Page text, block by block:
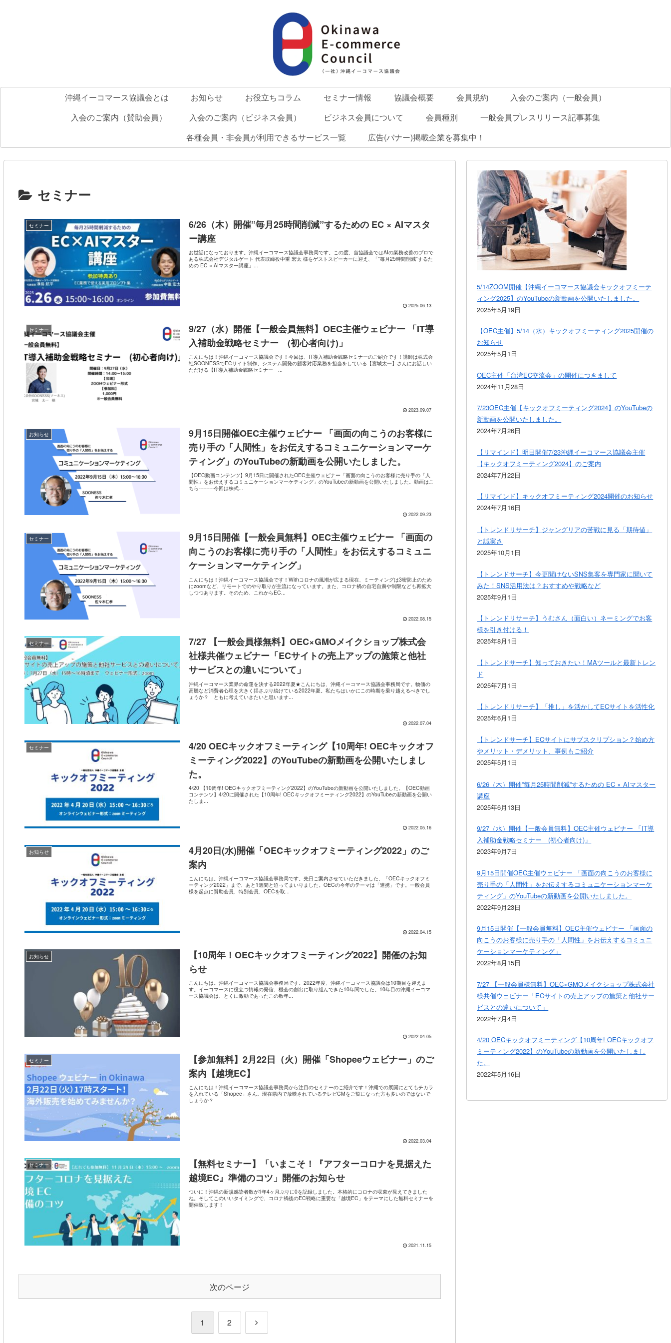
沖縄イーコマース協議会とは お知らせ お役立ちコラム セミナー情報 協議会概要 会員規約
入会のご案内（一般会員）
入会のご案内（賛助会員）
入会のご案内（ビジネス会員） ビジネス会員について 会員種別
一般会員プレスリリース記事募集
各種会員・非会員が利用できるサービス一覧
広告(バナー)掲載企業を募集中！
セミナー
セミナー
6/26（木）開催”毎月25時間削減”するための EC × AIマスタ
ー講座
お世話になっております。沖縄イーコマース協議会事務局です。この度、当協議会ではAIの業務改善のプロで
ある株式会社デジタルゲート 代表取締役中重 宏太 様をゲストスピーカーに迎え、「"毎月25時間削減"するた
めの EC × AIマスター講座」...
2025.06.13
セミナー
9/27（水）開催【一般会員無料】OEC主催ウェビナー 「IT導
入補助金戦略セミナー (初心者向け)」
こんにちは！沖縄イーコマース協議会です！今回は、IT導入補助金戦略セミナーのご紹介です！講師は株式会
社SOONESSでECサイト制作、システム開発の顧客対応業務を担当をしている【宮城太一】さんにお話しい
ただける【IT導入補助金戦略セミナー ...
2023.09.07
お知らせ
9月15日開催OEC主催ウェビナー 「画面の向こうのお客様に
売り手の「人間性」をお伝えするコミュニケーションマーケ
ティング」のYouTubeの新動画を公開いたしました。
【OEC動画コンテンツ】9月15日に開催されたOEC主催ウェビナー「画面の向こうのお客様に売り手の「人
間性」をお伝えするコミュニケーションマーケティング」のYouTubeの新動画を公開いたしました。動画はこ
ちら----------今回は株式...
2022.09.23
セミナー
9月15日開催【一般会員無料】OEC主催ウェビナー 「画面の
向こうのお客様に売り手の「人間性」をお伝えするコミュニ
ケーションマーケティング」
こんにちは！沖縄イーコマース協議会です！Withコロナの風潮が広まる現在、ミーティングは3密防止のため
にzoomなど、リモートでのやり取りが主流になっています。また、コロナ禍の自宅自粛や制限なども再拡大
しつつあります。そのため、これからEC...
2022.08.15
セミナー
7/27 【一般会員様無料】OEC×GMOメイクショップ株式会
社様共催ウェビナー「ECサイトの売上アップの施策と他社
サービスとの違いについて」
沖縄イーコマース業界の命運を決する2022年夏★こんにちは、沖縄イーコマース協議会事務局です。物価の
高騰など消費者心理を大きく揺さぶり続けている2022年夏。私たちはいかにこの時期を乗り越えるべきでし
ょうか？ ともに考えていきたいと思います...
2022.07.04
セミナー
4/20 OECキックオフミーティング【10周年! OECキックオフ
ミーティング2022】のYouTubeの新動画を公開いたしまし
た。
4/20 【10周年! OECキックオフミーティング2022】のYouTubeの新動画を公開いたしました。【OEC動画
コンテンツ】4/20に開催された【10周年! OECキックオフミーティング2022】のYouTubeの新動画を公開い
たしま...
2022.05.16
お知らせ
4月20日(水)開催「OECキックオフミーティング2022」のご
案内
こんにちは。沖縄イーコマース協議会事務局です。先日ご案内させていただきました、「OECキックオフミ
ーティング2022」まで、あと1週間と迫ってまいりました。OECの今年のテーマは「連携」です。一般会員
様を起点に賛助会員、特別会員、OECを取...
2022.04.15
お知らせ
【10周年！OECキックオフミーティング2022】開催のお知
らせ
こんにちは。沖縄イーコマース協議会事務局です。2022年度、沖縄イーコマース協議会は10期目を迎えま
す。イーコマースに役立つ情報の発信、機会の創出に取り組んできた10年間でした。10年目の沖縄イーコマ
ース協議会は、とくに激動であったこの数年...
2022.04.05
セミナー
【参加無料】2月22日（火）開催「Shopeeウェビナー」のご
案内【越境EC】
こんにちは！沖縄イーコマース協議会事務局から注目のセミナーのご紹介です！沖縄での展開にとてもチカラ
を入れている「Shopee」さん。現在県内で放映されているテレビCMをご覧になった方も多いのではないで
しょうか？
2022.03.04
セミナー
【無料セミナー】「いまこそ！『アフターコロナを見据えた
越境EC』準備のコツ」開催のお知らせ
ついに！沖縄の新規感染者数が1年4ヶ月ぶりに0を記録しました。本格的にコロナの収束が見えてきました
ね。そしてこのいいタイミングで、コロナ禍後のEC戦略に重要な「越境EC」をテーマにした無料セミナーを
開催致します！
2021.11.15
次のページ
1 2
次
5/14ZOOM開催【沖縄イーコマース協議会キックオフミーテ
ィング2025】のYouTubeの新動画を公開いたしました。
2025年5月19日
【OEC主催】5/14（水）キックオフミーティング2025開催の
お知らせ
2025年5月1日
OEC主催「台湾EC交流会」の開催につきまして
2024年11月28日
7/23OEC主催【キックオフミーティング2024】のYouTubeの
新動画を公開いたしました。
2024年7月26日
【リマインド】明日開催7/23沖縄イーコマース協議会主催
【キックオフミーティング2024】のご案内
2024年7月22日
【リマインド】キックオフミーティング2024開催のお知らせ
2024年7月16日
【トレンドリサーチ】ジャングリアの苦戦に見る「期待値」
と誠実さ
2025年10月1日
【トレンドサーチ】今更聞けないSNS集客を専門家に聞いて
みた！SNS活用法は？おすすめや戦略など
2025年9月1日
【トレンドリサーチ】うむさん（面白い）ネーミングでお客
様を引き付ける！
2025年8月1日
【トレンドサーチ】知っておきたい！MAツールと最新トレン
ド
2025年7月1日
【トレンドリサーチ】「推し」を活かしてECサイトを活性化
2025年6月1日
【トレンドサーチ】ECサイトにサブスクリプション？始め方
やメリット・デメリット、事例もご紹介
2025年5月1日
6/26（木）開催”毎月25時間削減”するための EC × AIマスター
講座
2025年6月13日
9/27（水）開催【一般会員無料】OEC主催ウェビナー 「IT導
入補助金戦略セミナー (初心者向け)」
2023年9月7日
9月15日開催OEC主催ウェビナー 「画面の向こうのお客様に
売り手の「人間性」をお伝えするコミュニケーションマーケ
ティング」のYouTubeの新動画を公開いたしました。
2022年9月23日
9月15日開催【一般会員無料】OEC主催ウェビナー 「画面の
向こうのお客様に売り手の「人間性」をお伝えするコミュニ
ケーションマーケティング」
2022年8月15日
7/27 【一般会員様無料】OEC×GMOメイクショップ株式会社
様共催ウェビナー「ECサイトの売上アップの施策と他社サー
ビスとの違いについて」
2022年7月4日
4/20 OECキックオフミーティング【10周年! OECキックオフ
ミーティング2022】のYouTubeの新動画を公開いたしまし
た。
2022年5月16日